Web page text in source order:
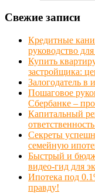
Свежие записи
Кредитные
руководство
Купить
застройщика:
Залогодатель в
Пошаговое
Сбербанке –
Капитальный
Секреты
семейную
Быстрый и
видео-гид для
Ипотека под
правду!